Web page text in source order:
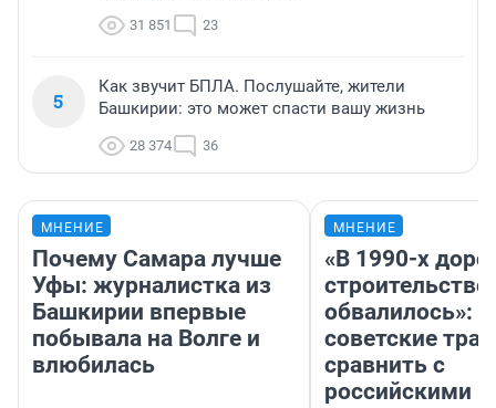
31 851 23
5
Как звучит БПЛА. Послушайте, жители
Башкирии: это может спасти вашу жизнь
28 374 36
МНЕНИЕ
Почему Самара лучше
Уфы: журналистка из
Башкирии впервые
побывала на Волге и
влюбилась
МНЕНИЕ
«В 1990-х
строительство
обвалилось»:
советские
сравнить с
российскими